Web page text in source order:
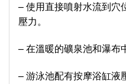
– 使用直接噴射水流到穴
壓力。
– 在溫暖的礦泉池和瀑布
– 游泳池配有按摩浴缸液